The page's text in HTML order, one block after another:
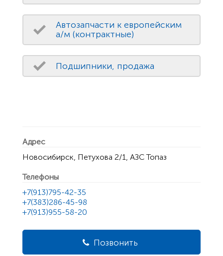
Автозапчасти к европейским
а/м (контрактные)
Подшипники, продажа
Адрес
Новосибирск, Петухова 2/1, АЗС Топаз
Телефоны
+7(913)795-42-35
+7(383)286-45-98
+7(913)955-58-20
Позвонить